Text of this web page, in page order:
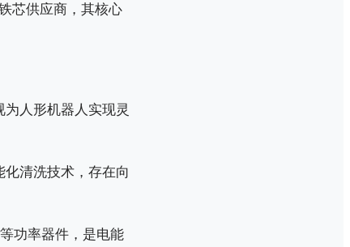
芯供应商，其核心
人形机器人实现灵
化清洗技术，存在向
功率器件，是电能